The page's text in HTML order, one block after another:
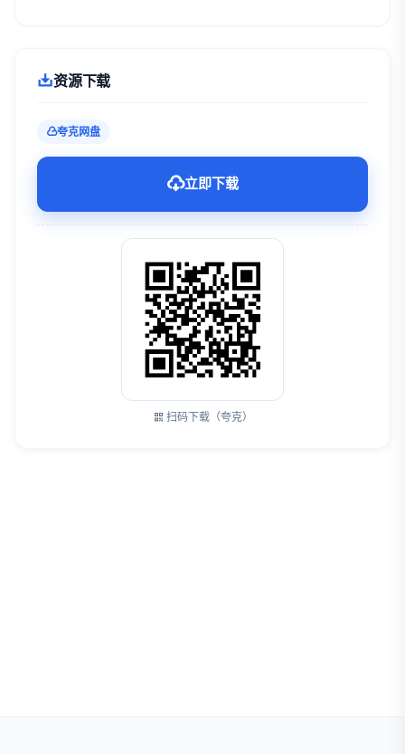
资源下载
夸克网盘
立即下载
扫码下载（夸克）